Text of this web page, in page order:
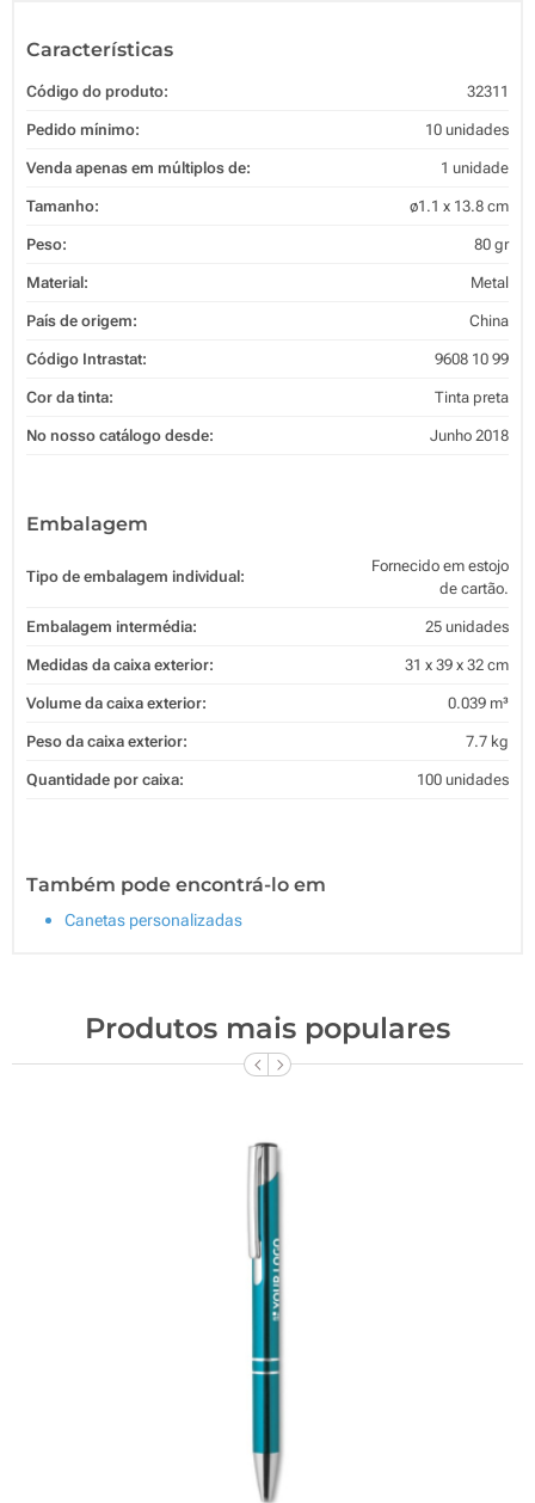
Características
Código do produto: 32311
Pedido mínimo: 10 unidades
Venda apenas em múltiplos de: 1 unidade
Tamanho: ø1.1 x 13.8 cm
Peso: 80 gr
Material: Metal
País de origem: China
Código Intrastat: 9608 10 99
Cor da tinta: Tinta preta
No nosso catálogo desde: Junho 2018
Embalagem
Tipo de embalagem individual:
Fornecido em estojo
de cartão.
Embalagem intermédia: 25 unidades
Medidas da caixa exterior: 31 x 39 x 32 cm
Volume da caixa exterior: 0.039 m³
Peso da caixa exterior: 7.7 kg
Quantidade por caixa: 100 unidades
Também pode encontrá-lo em
Canetas personalizadas
Produtos mais populares